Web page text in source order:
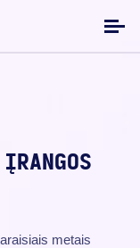
metais